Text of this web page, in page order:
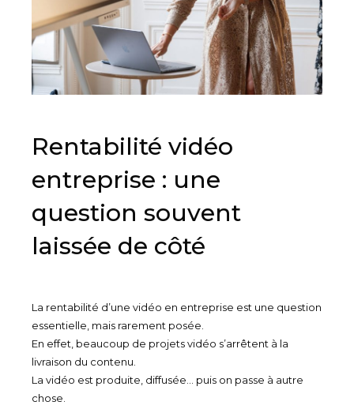
Rentabilité vidéo
entreprise : une
question souvent
laissée de côté
La rentabilité d’une vidéo en entreprise est une question
essentielle, mais rarement posée.
En effet, beaucoup de projets vidéo s’arrêtent à la
livraison du contenu.
La vidéo est produite, diffusée… puis on passe à autre
chose.